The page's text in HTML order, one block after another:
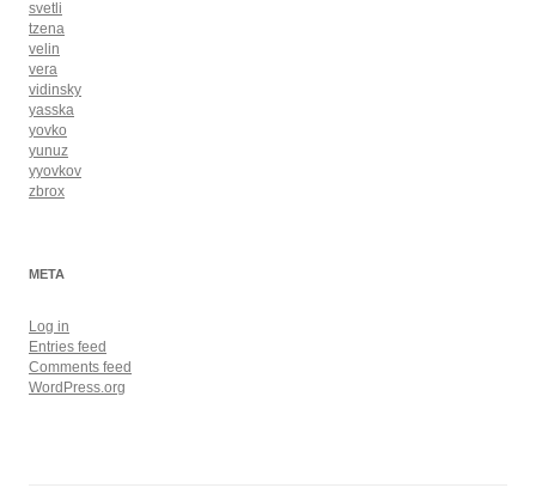
svetli
tzena
velin
vera
vidinsky
yasska
yovko
yunuz
yyovkov
zbrox
META
Log in
Entries feed
Comments feed
WordPress.org